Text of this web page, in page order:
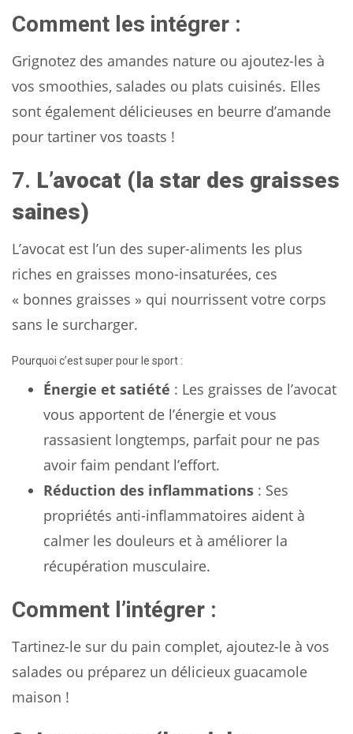
Comment les intégrer :
Grignotez des amandes nature ou ajoutez-les à
vos smoothies, salades ou plats cuisinés. Elles
sont également délicieuses en beurre d’amande
pour tartiner vos toasts !
7. L’avocat (la star des graisses
saines)
L’avocat est l’un des super-aliments les plus
riches en graisses mono-insaturées, ces
« bonnes graisses » qui nourrissent votre corps
sans le surcharger.
Pourquoi c’est super pour le sport :
Énergie et satiété : Les graisses de l’avocat
vous apportent de l’énergie et vous
rassasient longtemps, parfait pour ne pas
avoir faim pendant l’effort.
Réduction des inflammations : Ses
propriétés anti-inflammatoires aident à
calmer les douleurs et à améliorer la
récupération musculaire.
Comment l’intégrer :
Tartinez-le sur du pain complet, ajoutez-le à vos
salades ou préparez un délicieux guacamole
maison !